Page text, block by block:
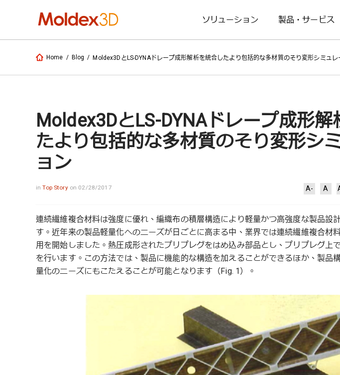
ソリューション 製品・サービス
Home / Blog / Moldex3DとLS-DYNAドレープ成形解析を統合したより包括的な多材質のそり変形シミュレ
Moldex3DとLS-DYNAドレープ成形
たより包括的な多材質のそり変形シ
ョン
inTop Story on 02/28/2017 A- A
連続繊維複合材料は強度に優れ、編織布の積層構造により軽量かつ高強度な製品設
す。近年来の製品軽量化へのニーズが日ごとに高まる中、業界では連続繊維複合材
用を開始しました。熱圧成形されたプリプレグをはめ込み部品とし、プリプレグ上
を行います。この方法では、製品に機能的な構造を加えることができるほか、製品
量化のニーズにもこたえることが可能となります（Fig. 1）。